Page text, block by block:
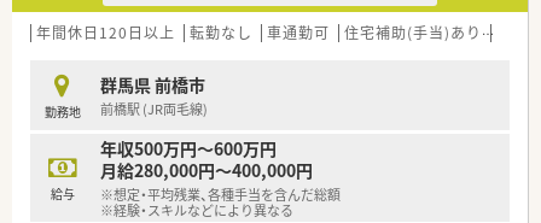
年間休日120日以上 転勤なし 車通勤可 住宅補助(手当)あり
勤務地
群馬県 前橋市
前橋駅 (JR両毛線)
給与
年収500万円～600万円
月給280,000円～400,000円
※想定・平均残業、各種手当を含んだ総額
※経験・スキルなどにより異なる